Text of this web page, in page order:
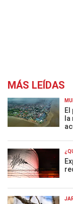
MÁS LEÍDAS